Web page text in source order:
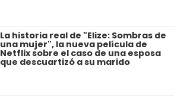
La historia real de "Elize: Sombras de
una mujer", la nueva película de
Netflix sobre el caso de una esposa
que descuartizó a su marido